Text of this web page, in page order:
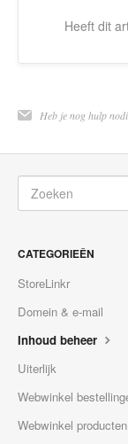
Heeft dit
Heb je nog hulp
CATEGORIEÊN
StoreLinkr
Domein & e-mail
Inhoud beheer
Uiterlijk
Webwinkel
Webwinkel producten